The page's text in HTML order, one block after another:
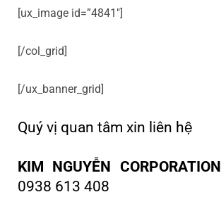
[ux_image id=”4841″]
[/col_grid]
[/ux_banner_grid]
Quý vị quan tâm xin liên hệ
KIM NGUYỄN CORPORATION
0938 613 408